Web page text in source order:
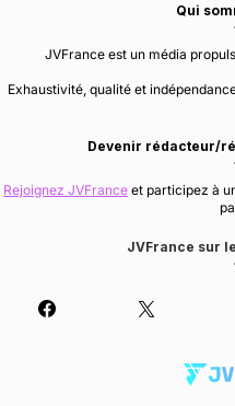
Qui
JVFrance est un média
Exhaustivité, qualité et
Devenir rédacteur/
Rejoignez JVFrance et participez à
JVFrance sur